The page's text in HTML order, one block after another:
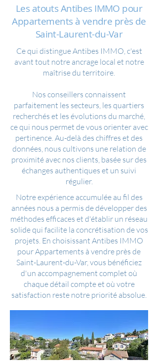
Les atouts Antibes IMMO pour
Appartements à vendre près de
Saint-Laurent-du-Var
Ce qui distingue Antibes IMMO, c'est
avant tout notre ancrage local et notre
maîtrise du territoire.
Nos conseillers connaissent
parfaitement les secteurs, les quartiers
recherchés et les évolutions du marché,
ce qui nous permet de vous orienter avec
pertinence. Au-delà des chiffres et des
données, nous cultivons une relation de
proximité avec nos clients, basée sur des
échanges authentiques et un suivi
régulier.
Notre expérience accumulée au fil des
années nous a permis de développer des
méthodes efficaces et d'établir un réseau
solide qui facilite la concrétisation de vos
projets. En choisissant Antibes IMMO
pour Appartements à vendre près de
Saint-Laurent-du-Var, vous bénéficiez
d'un accompagnement complet où
chaque détail compte et où votre
satisfaction reste notre priorité absolue.